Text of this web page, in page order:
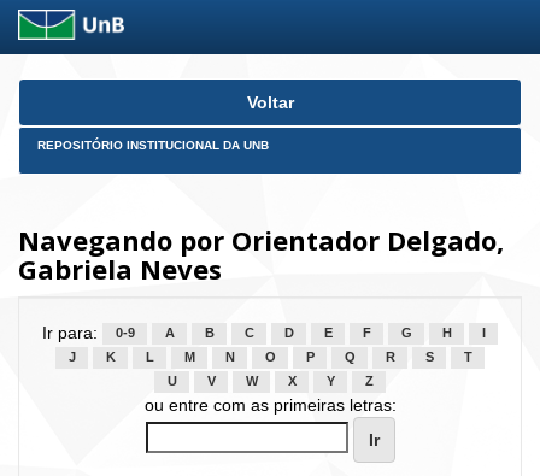
Skip
Voltar
REPOSITÓRIO INSTITUCIONAL DA UNB
Navegando por Orientador Delgado,
Gabriela Neves
Ir para: 0-9 A B C D E F G H
J
K L M N O P Q R S
T
U
V W X Y Z
ou entre com as primeiras letras: